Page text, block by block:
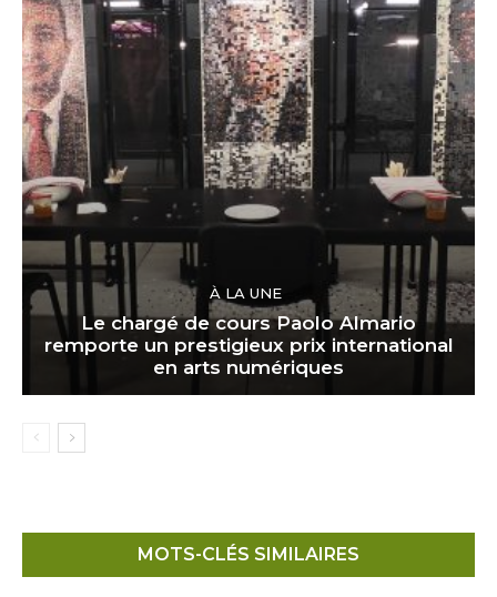
À LA UNE
Le chargé de cours Paolo Almario
remporte un prestigieux prix international
en arts numériques
MOTS-CLÉS SIMILAIRES